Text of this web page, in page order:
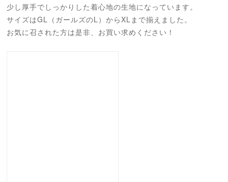
少し厚手でしっかりした着心地の生地になっています。
サイズはGL（ガールズのL）からXLまで揃えました。
お気に召された方は是非、お買い求めください！